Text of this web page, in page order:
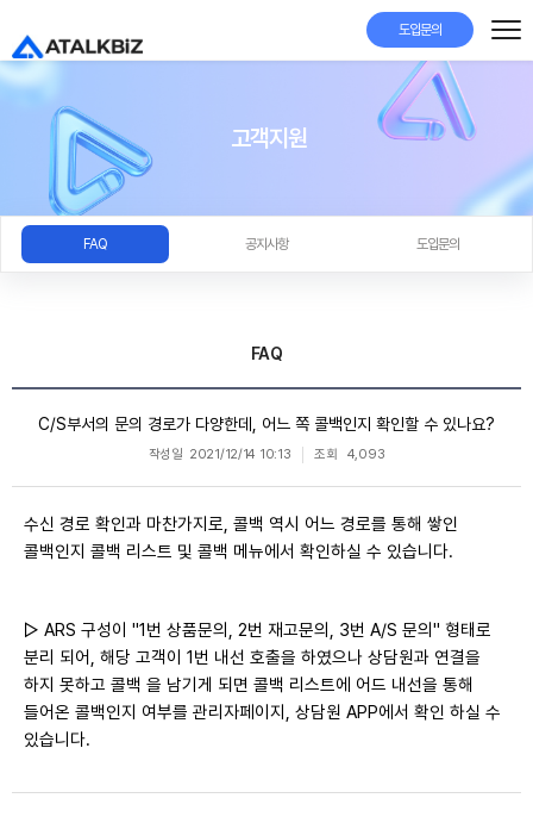
도입문의
고객지원
FAQ 공지사항 도입문의
FAQ
C/S부서의 문의 경로가 다양한데, 어느 쪽 콜백인지 확인할 수 있나요?
작성일 2021/12/14 10:13 조회 4,093
수신 경로 확인과 마찬가지로, 콜백 역시 어느 경로를 통해 쌓인
콜백인지 콜백 리스트 및 콜백 메뉴에서 확인하실 수 있습니다.
▷ ARS 구성이 "1번 상품문의, 2번 재고문의, 3번 A/S 문의" 형태로
분리 되어, 해당 고객이 1번 내선 호출을 하였으나 상담원과 연결을
하지 못하고 콜백 을 남기게 되면 콜백 리스트에 어드 내선을 통해
들어온 콜백인지 여부를 관리자페이지, 상담원 APP에서 확인 하실 수
있습니다.